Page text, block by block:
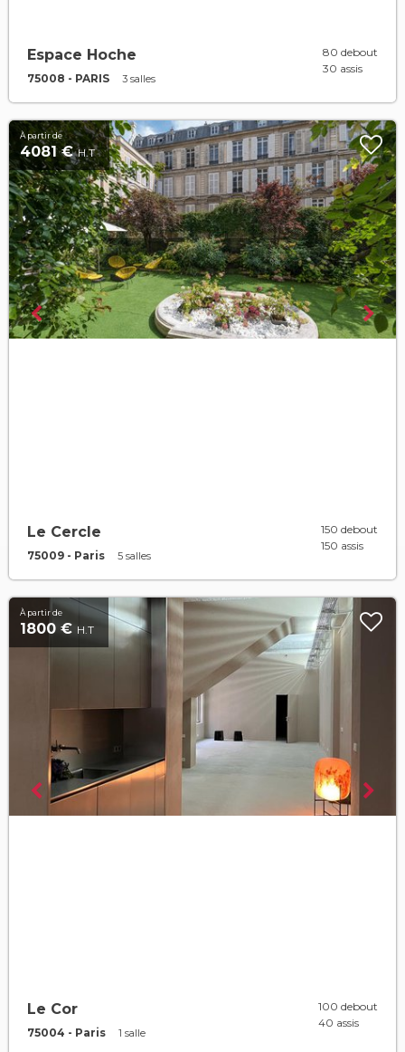
Espace Hoche
75008 - PARIS 3 salles
80 debout
30 assis
À partir de
4081 €H.T
Le Cercle
75009 - Paris 5 salles
150 debout
150 assis
À partir de
1800 € H.T
Le Cor
75004 - Paris 1 salle
100 debout
40 assis